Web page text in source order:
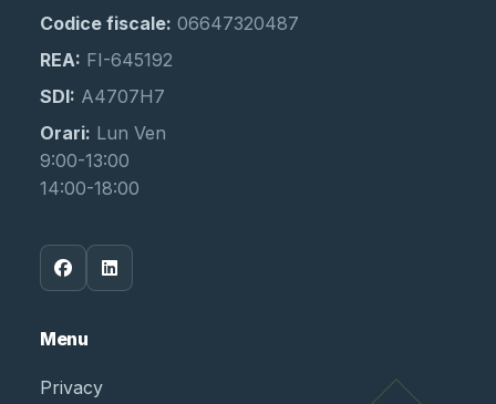
Codice fiscale: 06647320487
REA: FI-645192
SDI: A4707H7
Orari: Lun Ven
9:00-13:00
14:00-18:00
Menu
Privacy